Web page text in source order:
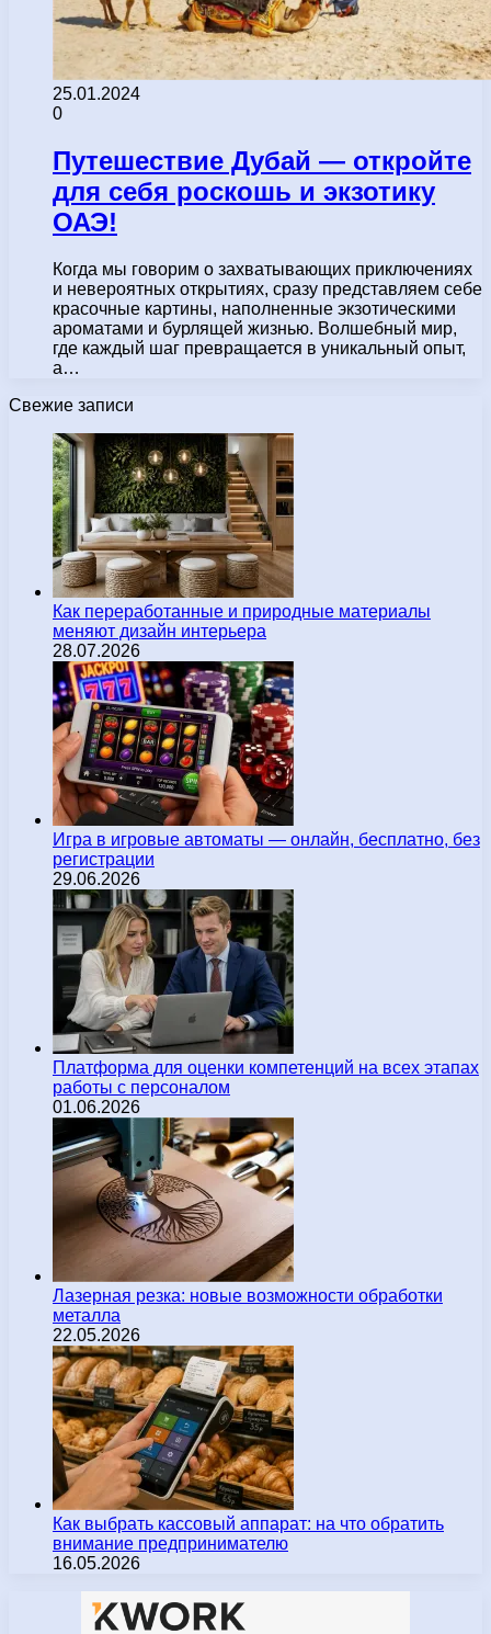
25.01.2024
0
Путешествие Дубай — откройте
для себя роскошь и экзотику
ОАЭ!
Когда мы говорим о захватывающих приключениях
и невероятных открытиях, сразу представляем себе
красочные картины, наполненные экзотическими
ароматами и бурлящей жизнью. Волшебный мир,
где каждый шаг превращается в уникальный опыт,
а…
Свежие записи
Как переработанные и природные материалы
меняют дизайн интерьера
28.07.2026
Игра в игровые автоматы — онлайн, бесплатно, без
регистрации
29.06.2026
Платформа для оценки компетенций на всех этапах
работы с персоналом
01.06.2026
Лазерная резка: новые возможности обработки
металла
22.05.2026
Как выбрать кассовый аппарат: на что обратить
внимание предпринимателю
16.05.2026